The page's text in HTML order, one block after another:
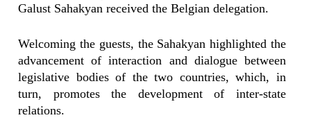
Galust Sahakyan received the Belgian delegation.
Welcoming the guests, the Sahakyan highlighted the
advancement of interaction and dialogue between
legislative bodies of the two countries, which, in
turn, promotes the development of inter-state
relations.